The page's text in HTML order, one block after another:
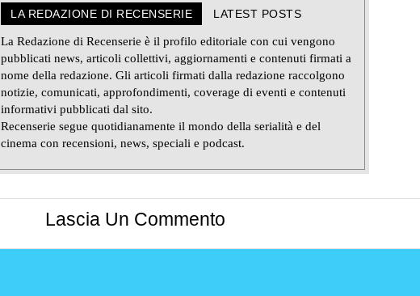
LA REDAZIONE DI RECENSERIE LATEST POSTS
La Redazione di Recenserie è il profilo editoriale con cui vengono
pubblicati news, articoli collettivi, aggiornamenti e contenuti firmati a
nome della redazione. Gli articoli firmati dalla redazione raccolgono
notizie, comunicati, approfondimenti, coverage di eventi e contenuti
informativi pubblicati dal sito.
Recenserie segue quotidianamente il mondo della serialità e del
cinema con recensioni, news, speciali e podcast.
Lascia Un Commento